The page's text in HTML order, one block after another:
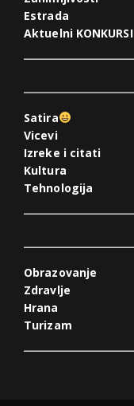
Estrada
Aktuelni KONKURSI
Satira
Vicevi
Izreke i citati
Kultura
Tehnologija
Obrazovanje
Zdravlje
Hrana
Turizam